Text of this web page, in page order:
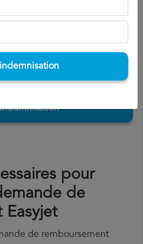
Easyjet vous la versera
pour
de
Easyjet
de remboursement